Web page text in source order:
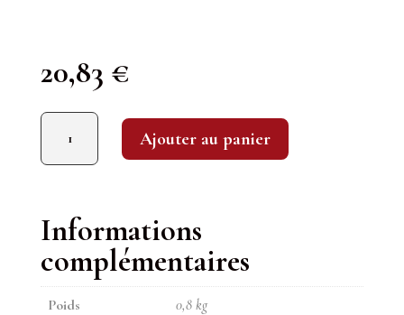
20,83 €
quantité de Clos Marie : L'Olivette 2020
Ajouter au panier
Informations
complémentaires
Poids 0,8 kg